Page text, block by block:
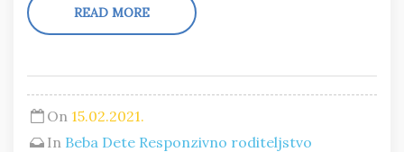
READ MORE
On 15.02.2021.
In Beba Dete Responzivno roditeljstvo